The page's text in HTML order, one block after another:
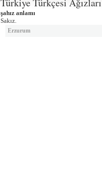
Türkiye Türkçesi
şahız anlamı
Sakız.
Erzurum